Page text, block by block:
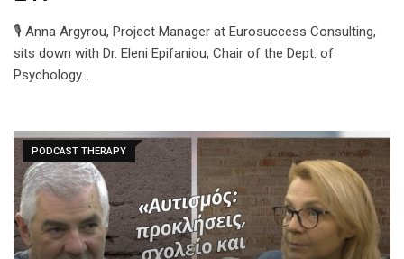
🎙 Anna Argyrou, Project Manager at Eurosuccess Consulting,
sits down with Dr. Eleni Epifaniou, Chair of the Dept. of
Psychology…
PODCAST THERAPY